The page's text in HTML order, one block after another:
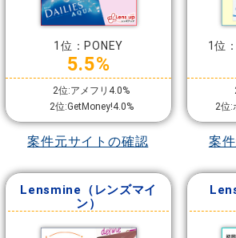
1位：PONEY
5.5%
2位:アメフリ4.0%
2位:GetMoney!4.0%
案件元サイトの確認
1位
2位:
案
Lensmine（レンズマイ
ン）